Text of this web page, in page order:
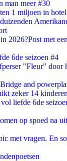
man meer #30
1 miljoen in
2026?Post met
6de seizoen #4
"Fleur" door
and
zeker 14 kinderen
liefde 6de
op spoed na
met vragen. En